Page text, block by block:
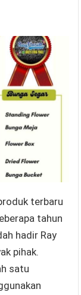
terbaru
tahun
hadir Ray
pihak.
satu